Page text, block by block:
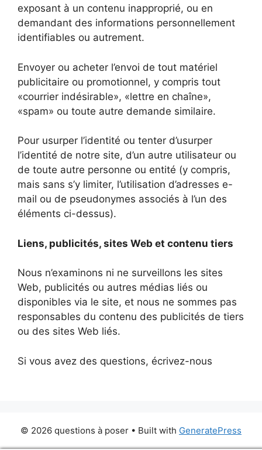
exposant à un contenu inapproprié, ou en
demandant des informations personnellement
identifiables ou autrement.
Envoyer ou acheter l’envoi de tout matériel
publicitaire ou promotionnel, y compris tout
«courrier indésirable», «lettre en chaîne»,
«spam» ou toute autre demande similaire.
Pour usurper l’identité ou tenter d’usurper
l’identité de notre site, d’un autre utilisateur ou
de toute autre personne ou entité (y compris,
mais sans s’y limiter, l’utilisation d’adresses e-
mail ou de pseudonymes associés à l’un des
éléments ci-dessus).
Liens, publicités, sites Web et contenu tiers
Nous n’examinons ni ne surveillons les sites
Web, publicités ou autres médias liés ou
disponibles via le site, et nous ne sommes pas
responsables du contenu des publicités de tiers
ou des sites Web liés.
Si vous avez des questions, écrivez-nous
© 2026 questions à poser • Built with GeneratePress